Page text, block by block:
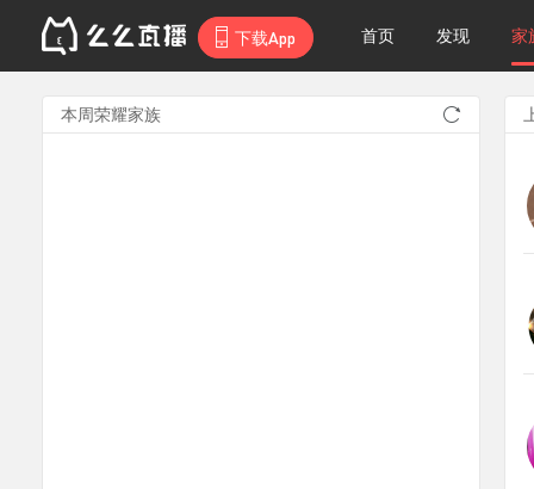
下载App 首页 发现 家
本周荣耀家族